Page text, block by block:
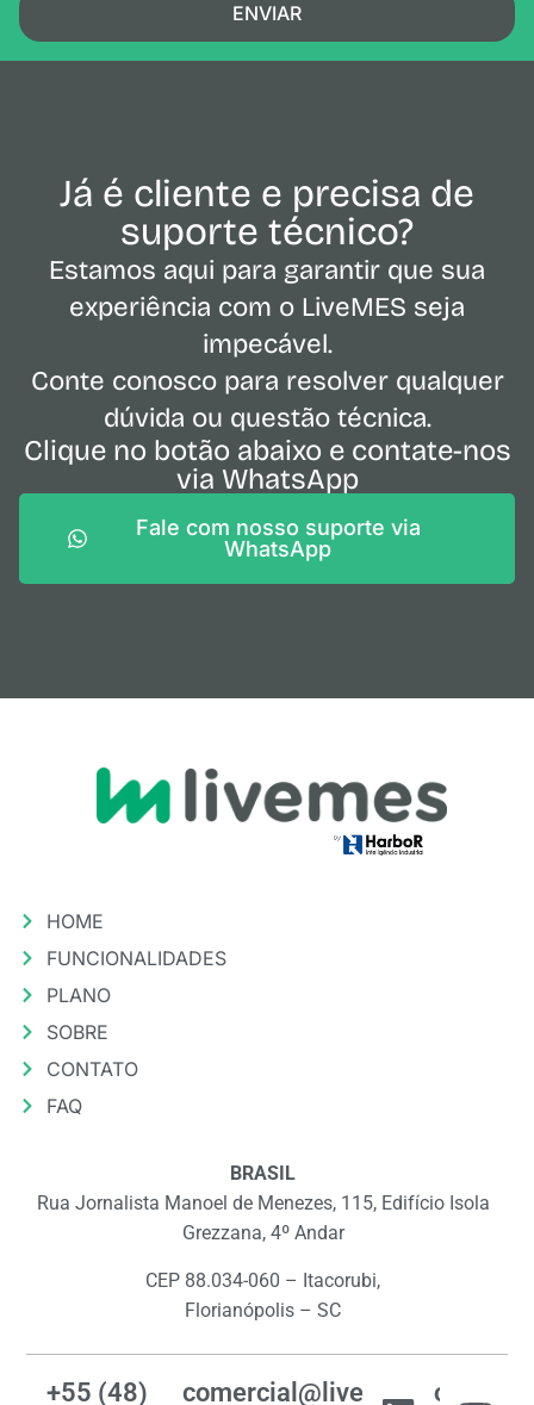
ENVIAR
Já é cliente e precisa de
suporte técnico?
Estamos aqui para garantir que sua
experiência com o LiveMES seja
impecável.
Conte conosco para resolver qualquer
dúvida ou questão técnica.
Clique no botão abaixo e contate-nos
via WhatsApp
Fale com nosso suporte via
WhatsApp
HOME
FUNCIONALIDADES
PLANO
SOBRE
CONTATO
FAQ
BRASIL
Rua Jornalista Manoel de Menezes, 115, Edifício Isola
Grezzana, 4º Andar
CEP 88.034-060 – Itacorubi,
Florianópolis – SC
+55 (48)
comercial@livemes.com